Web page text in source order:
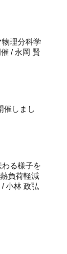
理分科学
/ 永岡 賢
催しまし
る様子を
負荷軽減
小林 政弘